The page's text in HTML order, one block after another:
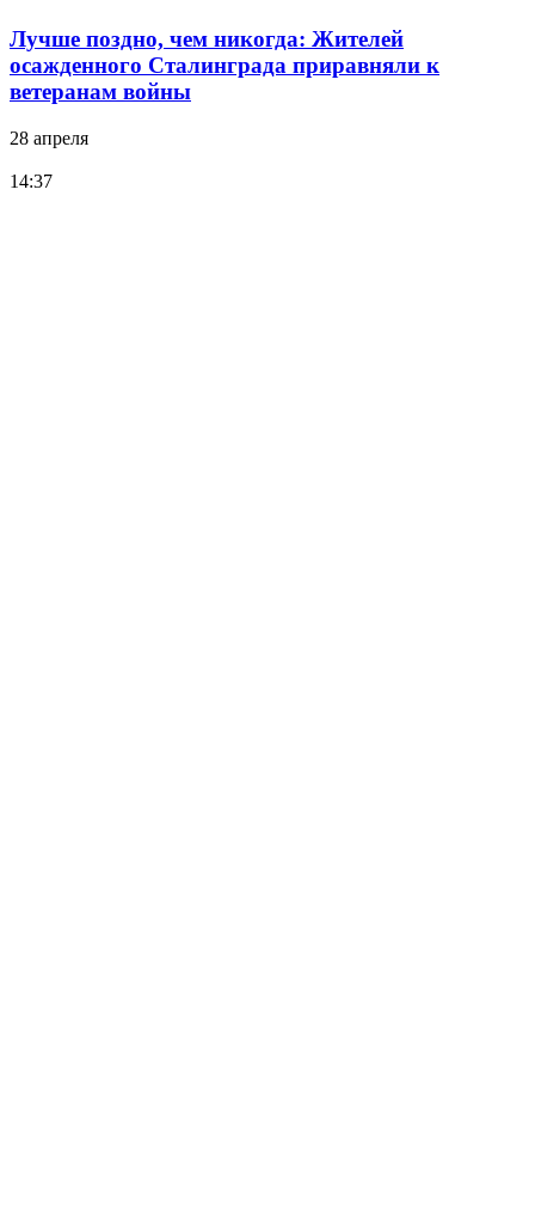
Лучше поздно, чем никогда: Жителей
осажденного Сталинграда приравняли к
ветеранам войны
28 апреля
14:37